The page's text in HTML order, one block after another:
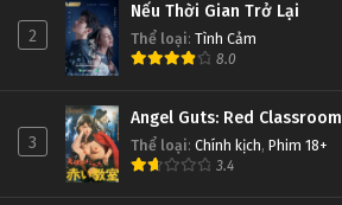
2
Nếu Thời Gian Trở Lại
Thể loại: Tình Cảm
8.0
3
Angel Guts: Red Classroom
Thể loại: Chính kịch, Phim 18+
3.4